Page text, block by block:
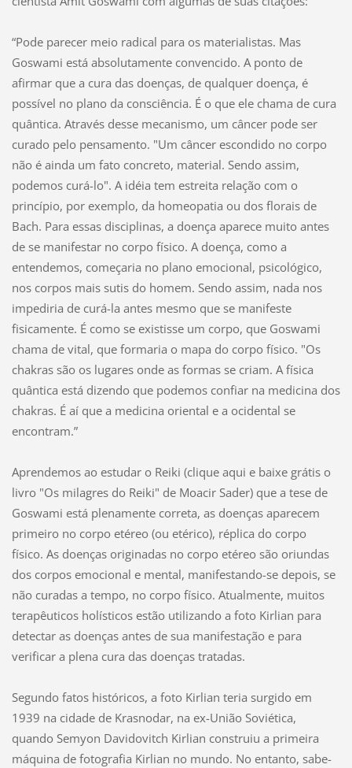
“Pode parecer meio radical para os materialistas. Mas
Goswami está absolutamente convencido. A ponto de
afirmar que a cura das doenças, de qualquer doença, é
possível no plano da consciência. É o que ele chama de cura
quântica. Através desse mecanismo, um câncer pode ser
curado pelo pensamento. "Um câncer escondido no corpo
não é ainda um fato concreto, material. Sendo assim,
podemos curá-lo". A idéia tem estreita relação com o
princípio, por exemplo, da homeopatia ou dos florais de
Bach. Para essas disciplinas, a doença aparece muito antes
de se manifestar no corpo físico. A doença, como a
entendemos, começaria no plano emocional, psicológico,
nos corpos mais sutis do homem. Sendo assim, nada nos
impediria de curá-la antes mesmo que se manifeste
fisicamente. É como se existisse um corpo, que Goswami
chama de vital, que formaria o mapa do corpo físico. "Os
chakras são os lugares onde as formas se criam. A física
quântica está dizendo que podemos confiar na medicina dos
chakras. É aí que a medicina oriental e a ocidental se
encontram.”
Aprendemos ao estudar o Reiki (clique aqui e baixe grátis o
livro "Os milagres do Reiki" de Moacir Sader) que a tese de
Goswami está plenamente correta, as doenças aparecem
primeiro no corpo etéreo (ou etérico), réplica do corpo
físico. As doenças originadas no corpo etéreo são oriundas
dos corpos emocional e mental, manifestando-se depois, se
não curadas a tempo, no corpo físico. Atualmente, muitos
terapêuticos holísticos estão utilizando a foto Kirlian para
detectar as doenças antes de sua manifestação e para
verificar a plena cura das doenças tratadas.
Segundo fatos históricos, a foto Kirlian teria surgido em
1939 na cidade de Krasnodar, na ex-União Soviética,
quando Semyon Davidovitch Kirlian construiu a primeira
máquina de fotografia Kirlian no mundo. No entanto, sabe-